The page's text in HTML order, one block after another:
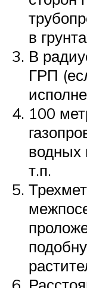
в
В
ГРП
100
водных
т.п.